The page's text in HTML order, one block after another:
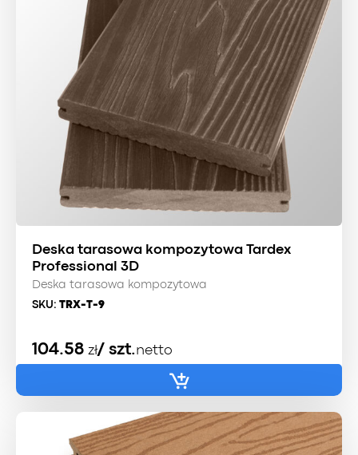
Deska tarasowa kompozytowa Tardex
Professional 3D
Deska tarasowa kompozytowa
SKU: TRX-T-9
104.58 zł/ szt.netto